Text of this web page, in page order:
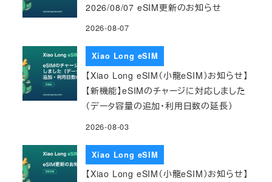
2026/08/07 eSIM更新のお知らせ
2026-08-07
Xiao Long eSIM
【Xiao Long eSIM（小龍eSIM）お知らせ】
【新機能】eSIMのチャージに対応しました
（データ容量の追加・利用日数の延長）
2026-08-03
Xiao Long eSIM
【Xiao Long eSIM（小龍eSIM）お知らせ】